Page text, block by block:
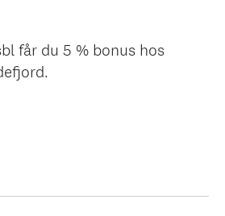
får du 5 % bonus hos